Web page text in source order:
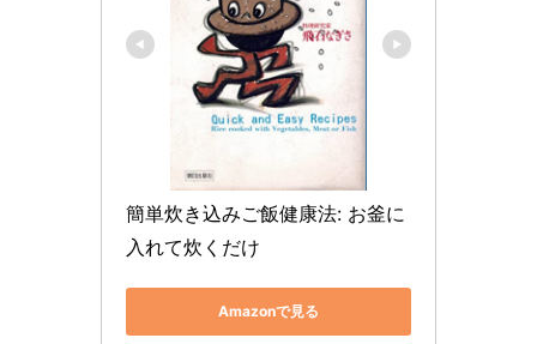
簡単炊き込みご飯健康法: お釜に
入れて炊くだけ
Amazonで見る